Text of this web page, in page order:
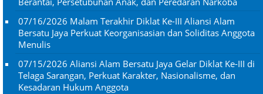
07/16/2026 Malam Terakhir Diklat Ke-III Aliansi Alam
Bersatu Jaya Perkuat Keorganisasian dan Soliditas Anggota
Menulis
07/15/2026 Aliansi Alam Bersatu Jaya Gelar Diklat Ke-III di
Telaga Sarangan, Perkuat Karakter, Nasionalisme, dan
Kesadaran Hukum Anggota